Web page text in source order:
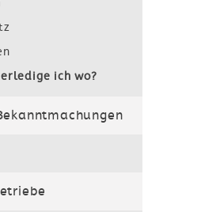
ich wo?